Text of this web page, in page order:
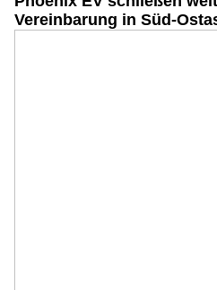
Vereinbarung in Süd-